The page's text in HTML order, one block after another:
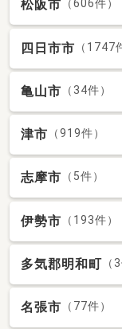
松阪市 （606件）
四日市市 （1747
亀山市 （34件）
津市 （919件）
志摩市 （5件）
伊勢市 （193件）
多気郡明和町 （
名張市 （77件）